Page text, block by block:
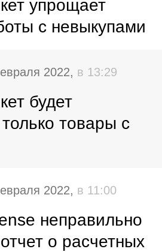
упрощает
с невыкупами
2022, в 13:29
будет
товары с
2022, в 11:00
неправильно
о расчетных